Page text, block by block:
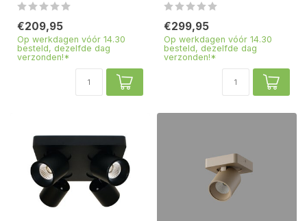
€209,95
Op werkdagen vóór 14.30
besteld, dezelfde dag
verzonden!*
€299,95
Op werkdagen vóór 14.30
besteld, dezelfde dag
verzonden!*